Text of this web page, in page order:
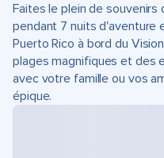
Faites le plein de souvenirs
pendant 7 nuits d'aventure
Puerto Rico à bord du
plages magnifiques et des
avec votre famille ou vos
épique.